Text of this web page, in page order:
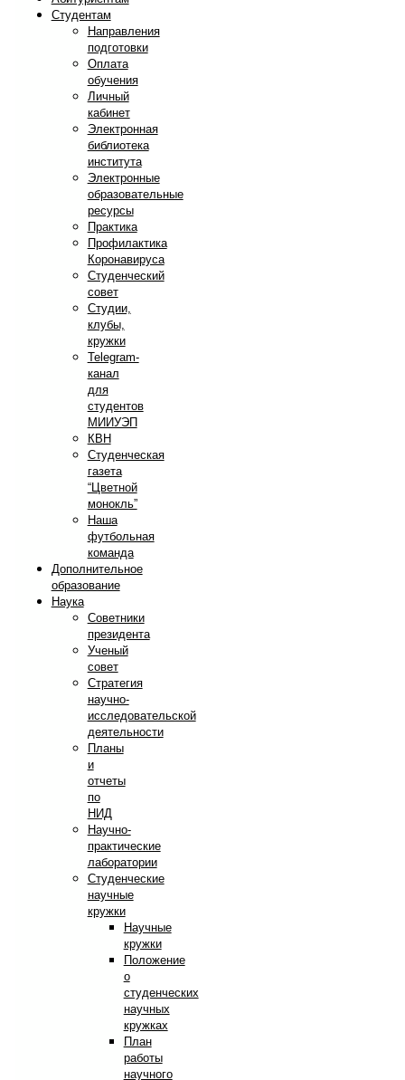
Студентам
Направления
подготовки
Оплата
обучения
Личный
кабинет
Электронная
библиотека
института
Электронные
образовательные
ресурсы
Практика
Профилактика
Коронавируса
Студенческий
совет
Студии,
клубы,
кружки
Telegram-
канал
для
студентов
МИИУЭП
КВН
Студенческая
газета
“Цветной
монокль”
Наша
футбольная
команда
Дополнительное
образование
Наука
Советники
президента
Ученый
совет
Стратегия
научно-
исследовательской
деятельности
Планы
и
отчеты
по
НИД
Научно-
практические
лаборатории
Студенческие
научные
кружки
Научные
кружки
Положение
о
студенческих
научных
кружках
План
работы
научного